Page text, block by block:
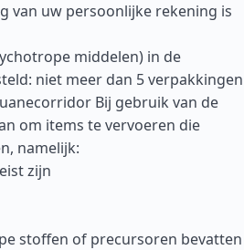
van uw persoonlijke rekening is
middelen) in de
niet meer dan 5 verpakkingen
Bij gebruik van de
om items te vervoeren die
namelijk:
zijn
stoffen of precursoren bevatten